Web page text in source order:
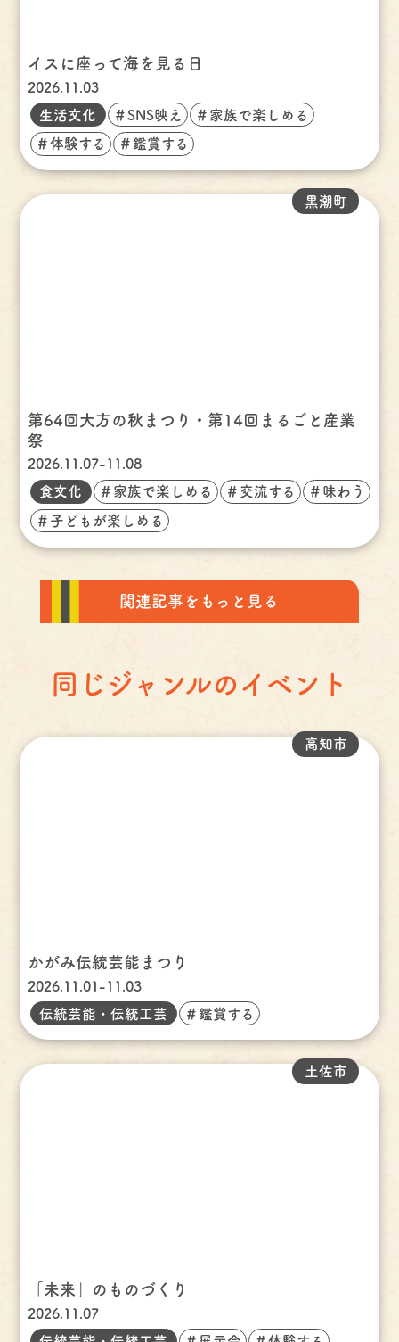
イスに座って海を見る日
2026.11.03
生活文化
＃SNS映え ＃家族で楽しめる
＃体験する ＃鑑賞する
第64回大方の秋まつり・第14回まるごと産業
祭
2026.11.07-11.08
黒潮町
食文化 ＃家族で楽しめる ＃交流する ＃味わう
＃子どもが楽しめる
関連記事をもっと見る
同じジャンルのイベント
かがみ伝統芸能まつり
2026.11.01-11.03
高知市
伝統芸能・伝統工芸 ＃鑑賞する
「未来」のものづくり
2026.11.07
土佐市